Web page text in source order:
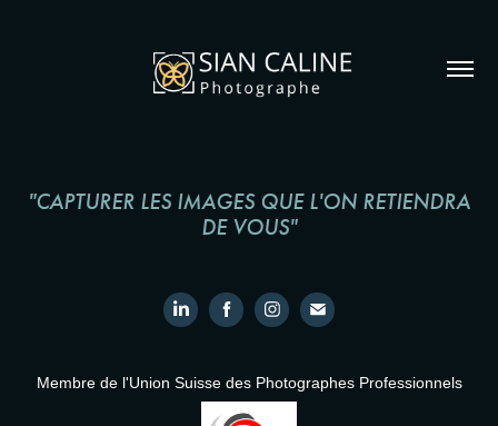
"CAPTURER LES IMAGES QUE L'ON RETIENDRA
DE VOUS"
Membre de l'Union Suisse des Photographes Professionnels